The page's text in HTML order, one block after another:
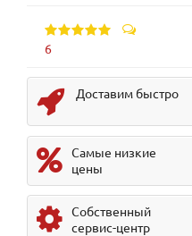
6
Доставим быстро
Самые низкие
цены
Собственный
сервис-центр